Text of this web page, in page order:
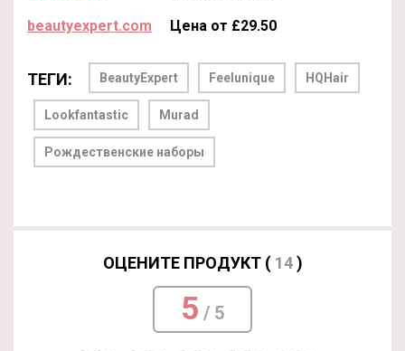
beautyexpert.com Цена от £29.50
ТЕГИ: BeautyExpert Feelunique HQHair
Lookfantastic Murad
Рождественские наборы
ОЦЕНИТЕ ПРОДУКТ ( 14)
5 / 5